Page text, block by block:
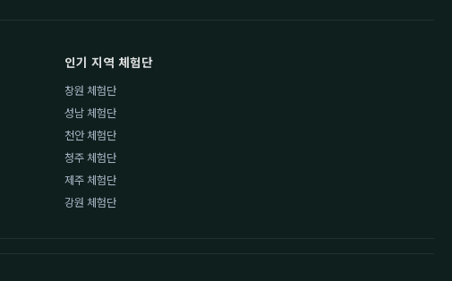
인기 지역 체험단
창원 체험단
성남 체험단
천안 체험단
청주 체험단
제주 체험단
강원 체험단